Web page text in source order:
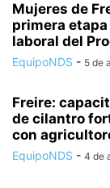
Mujeres de
primera
laboral del
EquipoNDS - 5 de
Freire:
de cilantro
con
EquipoNDS - 4 de